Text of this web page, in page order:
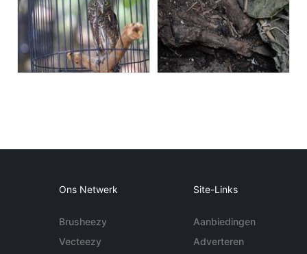
Ons Netwerk
Brusheezy
Vecteezy
Site-Links
Aanbiedingen
Adverteren